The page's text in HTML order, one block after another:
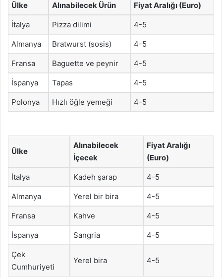
Ülke Alınabilecek Ürün Fiyat Aralığı (Euro)
İtalya Pizza dilimi 4-5
Almanya Bratwurst (sosis) 4-5
Fransa Baguette ve peynir 4-5
İspanya Tapas 4-5
Polonya Hızlı öğle yemeği 4-5
Ülke
Alınabilecek
İçecek
Fiyat Aralığı
(Euro)
İtalya Kadeh şarap 4-5
Almanya Yerel bir bira 4-5
Fransa Kahve 4-5
İspanya Sangria 4-5
Çek
Cumhuriyeti
Yerel bira 4-5